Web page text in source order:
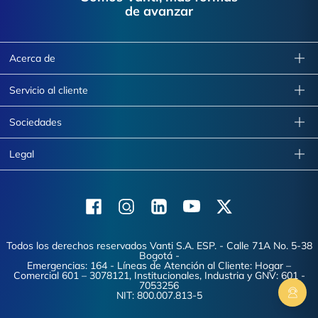
de avanzar
Acerca de
Servicio al cliente
Sociedades
Legal
FacebookInstagramLinkedinYoutubeX (Twitter)
Todos los derechos reservados Vanti S.A. ESP. - Calle 71A No. 5-38
Bogotá -
Emergencias: 164 - Líneas de Atención al Cliente: Hogar –
Comercial 601 – 3078121, Institucionales, Industria y GNV: 601 -
7053256
NIT: 800.007.813-5